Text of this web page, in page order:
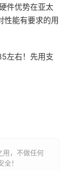
件优势在亚太
性能有要求的用
左右！先用支
用，不做任何
！